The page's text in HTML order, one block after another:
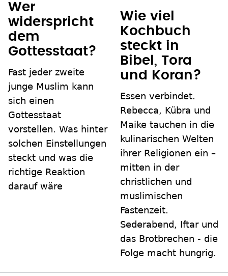
Wer
widerspricht
dem
Gottesstaat?
Fast jeder zweite
junge Muslim kann
sich einen
Gottesstaat
vorstellen. Was hinter
solchen Einstellungen
steckt und was die
richtige Reaktion
darauf wäre
Wie viel
Kochbuch
steckt in
Bibel, Tora
und Koran?
Essen verbindet.
Rebecca, Kübra und
Maike tauchen in die
kulinarischen Welten
ihrer Religionen ein –
mitten in der
christlichen und
muslimischen
Fastenzeit.
Sederabend, Iftar und
das Brotbrechen - die
Folge macht hungrig.